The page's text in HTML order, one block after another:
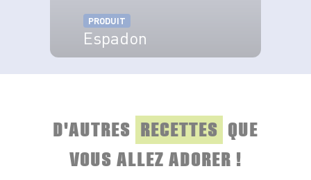
PRODUIT
Espadon
D'AUTRES RECETTES QUE
VOUS ALLEZ ADORER !